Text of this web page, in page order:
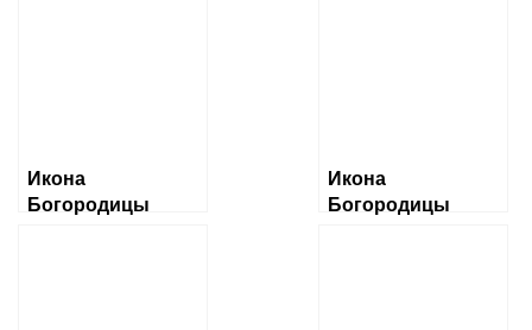
Икона
Богородицы
Икона
Богородицы